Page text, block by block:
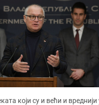
који су и већи и